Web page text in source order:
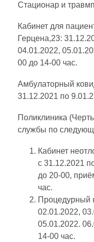
Стационар и
Кабинет для
Герцена,23:
04.01.2022,
00 до 14-00 час.
Амбулаторный
31.12.2021 по
Поликлиника
службы по
Кабинет
с 31.12.2021
до 20-00,
час.
Процедурный
02.01.2022,
05.01.2022.
14-00 час.